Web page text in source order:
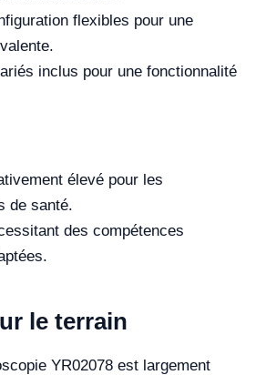
flexibles pour une
inclus pour une fonctionnalité
élevé pour les
de santé.
des compétences
le terrain
YR02078 est largement